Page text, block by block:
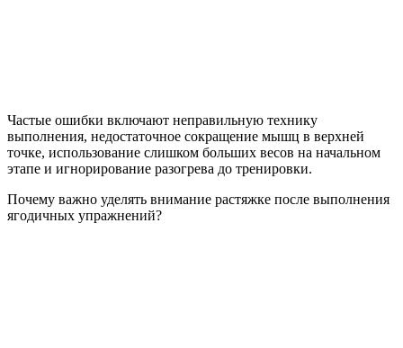
Частые ошибки включают неправильную технику
выполнения, недостаточное сокращение мышц в верхней
точке, использование слишком больших весов на начальном
этапе и игнорирование разогрева до тренировки.
Почему важно уделять внимание растяжке после выполнения
ягодичных упражнений?